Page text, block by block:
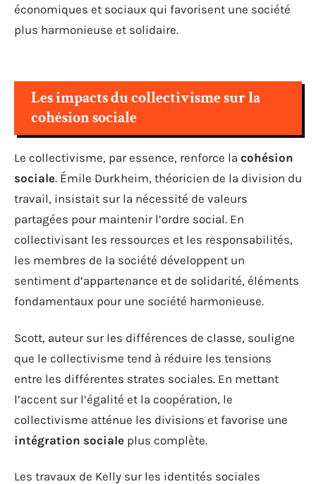
économiques et sociaux qui favorisent une société
plus harmonieuse et solidaire.
Les impacts du collectivisme sur la
cohésion sociale
Le collectivisme, par essence, renforce la cohésion
sociale. Émile Durkheim, théoricien de la division du
travail, insistait sur la nécessité de valeurs
partagées pour maintenir l’ordre social. En
collectivisant les ressources et les responsabilités,
les membres de la société développent un
sentiment d’appartenance et de solidarité, éléments
fondamentaux pour une société harmonieuse.
Scott, auteur sur les différences de classe, souligne
que le collectivisme tend à réduire les tensions
entre les différentes strates sociales. En mettant
l’accent sur l’égalité et la coopération, le
collectivisme atténue les divisions et favorise une
intégration sociale plus complète.
Les travaux de Kelly sur les identités sociales